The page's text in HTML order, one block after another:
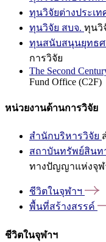
ทุนวิจัยต่างประเท
ทุนวิจัย สบจ. ทุนวิ
ทุนสนับสนุนยุทธศ
การวิจัย
The Second
Fund Office (C2F)
หน่วยงานด้านการวิจัย
สำนักบริหารวิจัย
สถาบันทรัพย์สิน
ทางปัญญาแห่งจุฬ
ชีวิตในจุฬาฯ
พื้นที่สร้างสรรค์
ชีวิตในจุฬาฯ